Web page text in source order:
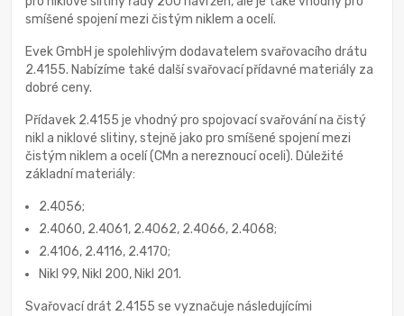
smíšené spojení mezi čistým niklem a ocelí.
Evek GmbH je spolehlivým dodavatelem svařovacího drátu
2.4155. Nabízíme také další svařovací přídavné materiály za
dobré ceny.
Přídavek 2.4155 je vhodný pro spojovací svařování na čistý
nikl a niklové slitiny, stejně jako pro smíšené spojení mezi
čistým niklem a ocelí (CMn a nereznoucí oceli). Důležité
základní materiály:
2.4056;
2.4060, 2.4061, 2.4062, 2.4066, 2.4068;
2.4106, 2.4116, 2.4170;
Nikl 99, Nikl 200, Nikl 201.
Svařovací drát 2.4155 se vyznačuje následujícími